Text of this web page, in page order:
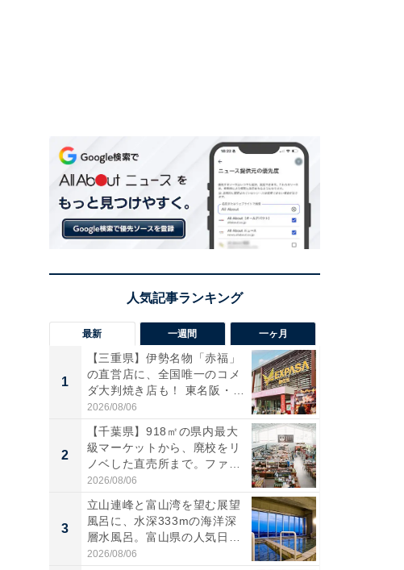
最新 一週間 一ヶ月
1
【三重県】伊勢名物「赤福」
の直営店に、全国唯一のコメ
ダ大判焼き店も！ 東名阪・
伊...
2026/08/06
2
【千葉県】918㎡の県内最大
級マーケットから、廃校をリ
ノベした直売所まで。ファ
ー...
2026/08/06
3
立山連峰と富山湾を望む展望
風呂に、水深333mの海洋深
層水風呂。富山県の人気日
帰...
2026/08/06